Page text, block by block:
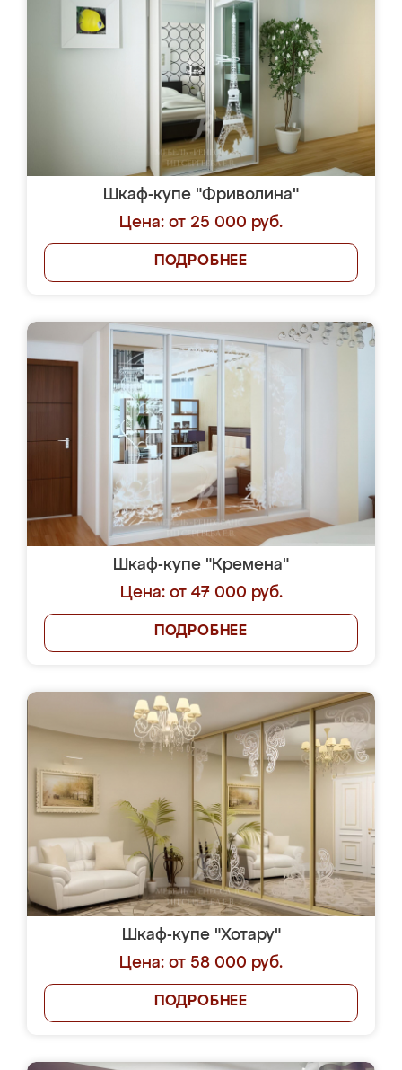
Шкаф-купе "Фриволина"
Цена: от 25 000 руб.
ПОДРОБНЕЕ
Шкаф-купе "Кремена"
Цена: от 47 000 руб.
ПОДРОБНЕЕ
Шкаф-купе "Хотару"
Цена: от 58 000 руб.
ПОДРОБНЕЕ